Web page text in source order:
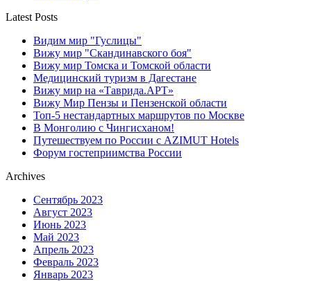
Latest Posts
Видим мир "Гуслицы"
Вижу мир "Скандинавского боя"
Вижу мир Томска и Томской области
Медицинский туризм в Дагестане
Вижу мир на «Таврида.АРТ»
Вижу Мир Пензы и Пензенской области
Топ-5 нестандартных маршрутов по Москве
В Монголию с Чингисханом!
Путешествуем по России с AZIMUT Hotels
Форум гостеприимства России
Archives
Сентябрь 2023
Август 2023
Июнь 2023
Май 2023
Апрель 2023
Февраль 2023
Январь 2023